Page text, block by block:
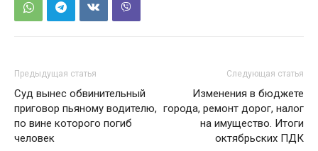
Предыдущая статья
Суд вынес обвинительный
приговор пьяному водителю,
по вине которого погиб
человек
Следующая статья
Изменения в бюджете
города, ремонт дорог, налог
на имущество. Итоги
октябрьских ПДК